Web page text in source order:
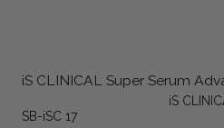
iS CLINICAL Super Serum
iS
SB-iSC 17